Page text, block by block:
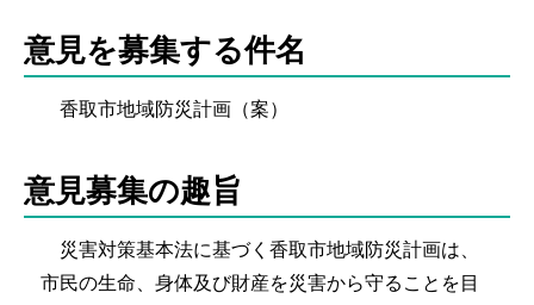
意見を募集する件名
香取市地域防災計画（案）
意見募集の趣旨
災害対策基本法に基づく香取市地域防災計画は、
市民の生命、身体及び財産を災害から守ることを目